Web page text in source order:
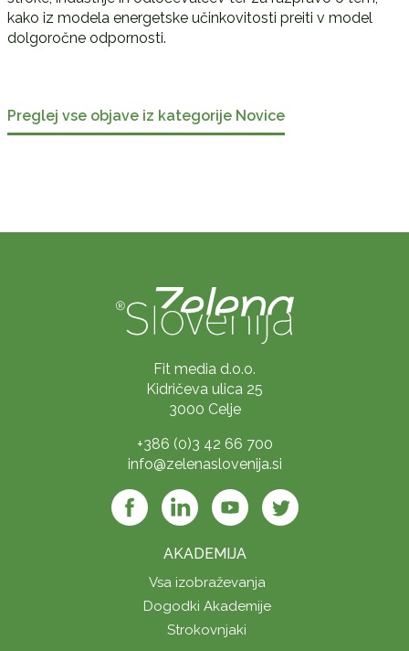
kako iz modela energetske učinkovitosti preiti v model
dolgoročne odpornosti.
Preglej vse objave iz kategorije Novice
Fit media d.o.o.
Kidričeva ulica 25
3000 Celje
+386 (0)3 42 66 700
info@zelenaslovenija.si
AKADEMIJA
Vsa izobraževanja
Dogodki Akademije
Strokovnjaki